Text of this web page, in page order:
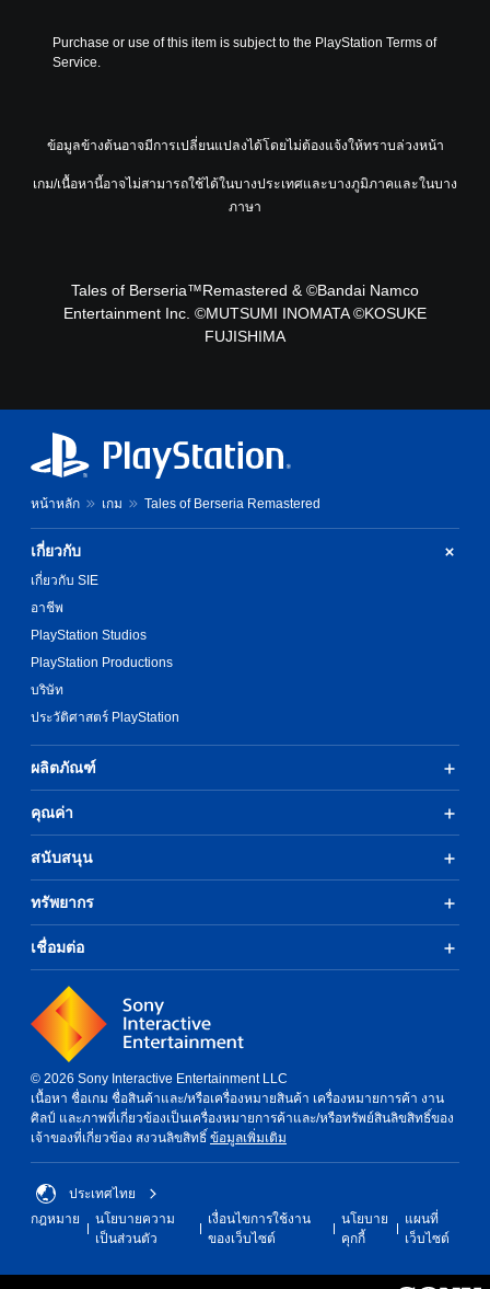
Purchase or use of this item is subject to the PlayStation Terms of
Service.
ข้อมูลข้างต้นอาจมีการเปลี่ยนแปลงได้โดยไม่ต้องแจ้งให้ทราบล่วงหน้า
เกม/เนื้อหานี้อาจไม่สามารถใช้ได้ในบางประเทศและบางภูมิภาคและในบาง
ภาษา
Tales of Berseria™Remastered & ©Bandai Namco
Entertainment Inc. ©MUTSUMI INOMATA ©KOSUKE
FUJISHIMA
หน้าหลัก เกม Tales of Berseria Remastered
เกี่ยวกับ
เกี่ยวกับ SIE
อาชีพ
PlayStation Studios
PlayStation Productions
บริษัท
ประวัติศาสตร์ PlayStation
ผลิตภัณฑ์
คุณค่า
สนับสนุน
ทรัพยากร
เชื่อมต่อ
© 2026 Sony Interactive Entertainment LLC
เนื้อหา ชื่อเกม ชื่อสินค้าและ/หรือเครื่องหมายสินค้า เครื่องหมายการค้า งาน
ศิลป์ และภาพที่เกี่ยวข้องเป็นเครื่องหมายการค้าและ/หรือทรัพย์สินลิขสิทธิ์ของ
เจ้าของที่เกี่ยวข้อง สงวนลิขสิทธิ์ ข้อมูลเพิ่มเติม
ประเทศไทย
กฎหมาย
นโยบายความ
เป็นส่วนตัว
เงื่อนไขการใช้งาน
ของเว็บไซต์
นโยบาย
คุกกี้
แผนที่
เว็บไซต์